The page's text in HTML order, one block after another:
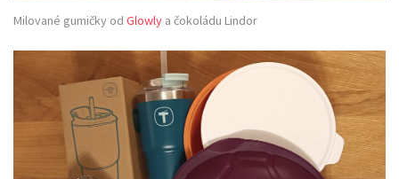
Milované gumičky od Glowly a čokoládu Lindor